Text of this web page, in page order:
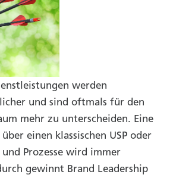
werden
und sind oftmals für den
mehr zu unterscheiden. Eine
einen klassischen USP oder
Prozesse wird immer
gewinnt Brand Leadership